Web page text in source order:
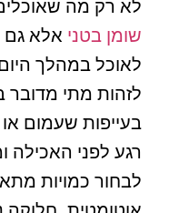
לא רק מה
שומן בטני אלא גם
לאוכל במהלך
לזהות מתי מדובר
בעייפות שעמום
רגע לפני האכילה
לבחור כמויות